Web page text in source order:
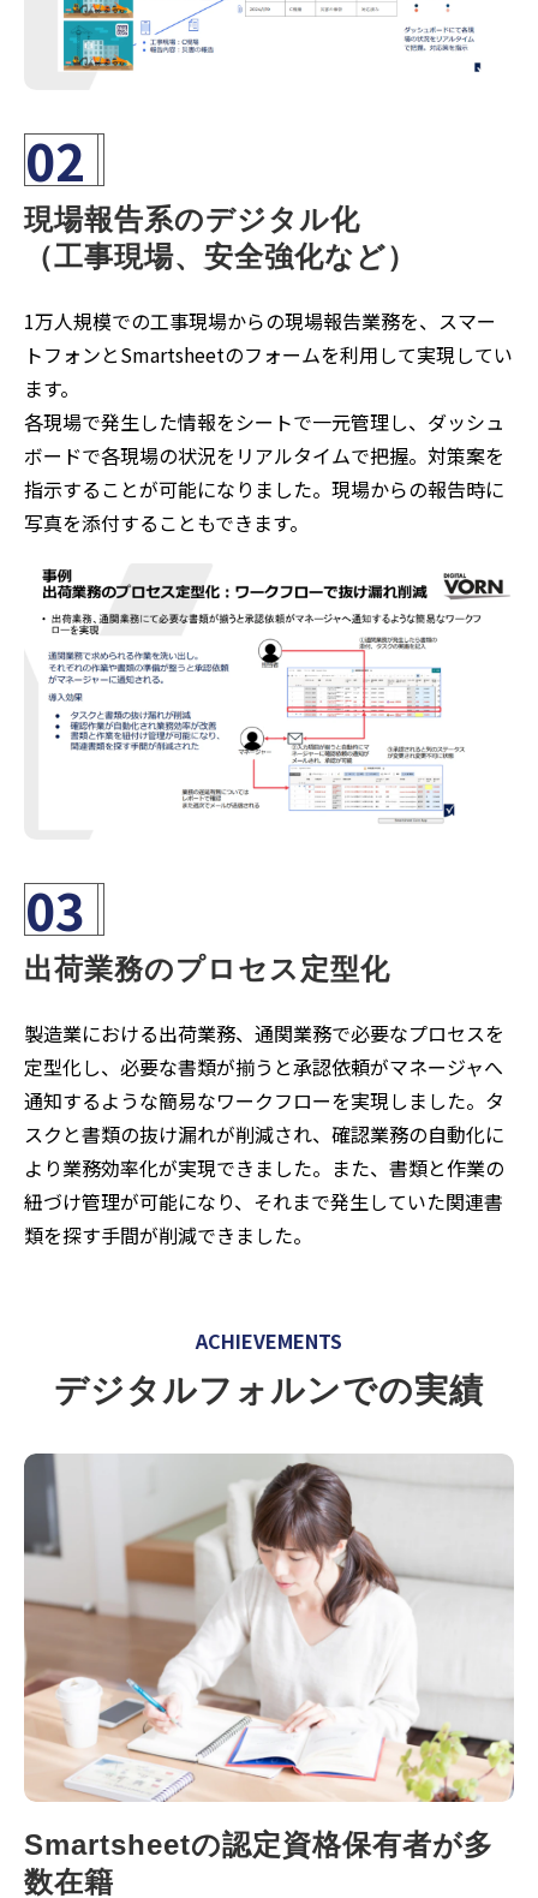
02
現場報告系のデジタル化
（工事現場、安全強化など）
1万人規模での工事現場からの現場報告業務を、スマー
トフォンとSmartsheetのフォームを利用して実現してい
ます。
各現場で発生した情報をシートで一元管理し、ダッシュ
ボードで各現場の状況をリアルタイムで把握。対策案を
指示することが可能になりました。現場からの報告時に
写真を添付することもできます。
03
出荷業務のプロセス定型化
製造業における出荷業務、通関業務で必要なプロセスを
定型化し、必要な書類が揃うと承認依頼がマネージャへ
通知するような簡易なワークフローを実現しました。タ
スクと書類の抜け漏れが削減され、確認業務の自動化に
より業務効率化が実現できました。また、書類と作業の
紐づけ管理が可能になり、それまで発生していた関連書
類を探す手間が削減できました。
ACHIEVEMENTS
デジタルフォルンでの実績
Smartsheetの認定資格保有者が多
数在籍